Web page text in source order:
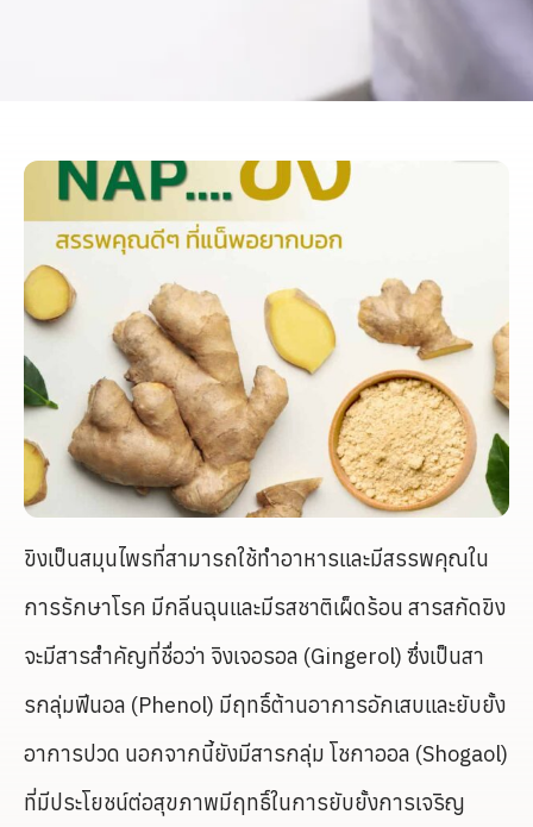
ขิงเป็นสมุนไพรที่สามารถใช้ทำอาหารและมีสรรพคุณใน
การรักษาโรค มีกลิ่นฉุนและมีรสชาติเผ็ดร้อน สารสกัดขิง
จะมีสารสำคัญที่ชื่อว่า จิงเจอรอล (Gingerol) ซึ่งเป็นสา
รกลุ่มฟีนอล (Phenol) มีฤทธิ์ต้านอาการอักเสบและยับยั้ง
อาการปวด นอกจากนี้ยังมีสารกลุ่ม โชกาออล (Shogaol)
ที่มีประโยชน์ต่อสุขภาพมีฤทธิ์ในการยับยั้งการเจริญ